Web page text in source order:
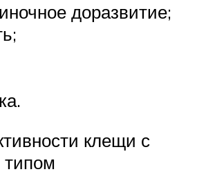
доразвитие;
клещи с